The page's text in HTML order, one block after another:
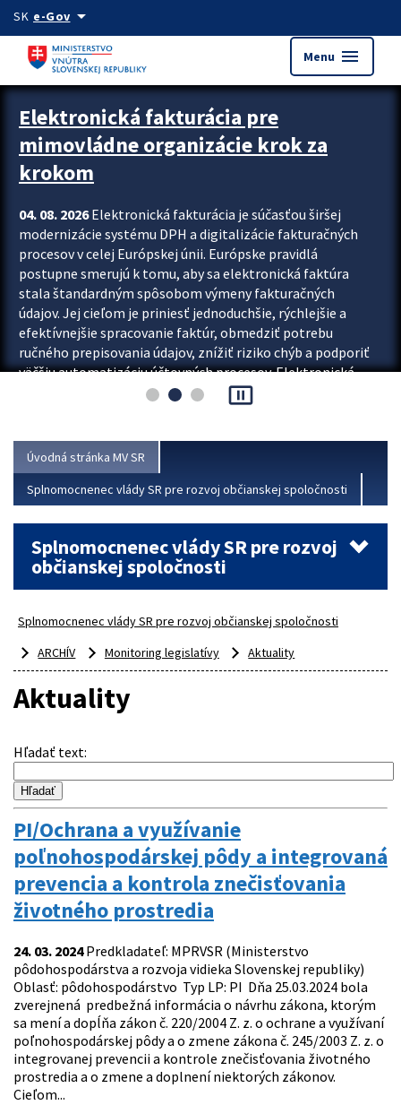
Preskocit na hlavný obsah
SK e-Govarrow_drop_down
Menu menu
Zastavit automatický posun upútavok
Elektronická fakturácia pre
mimovládne organizácie krok za
krokom
04. 08. 2026Elektronická fakturácia je súčasťou širšej
modernizácie systému DPH a digitalizácie fakturačných
procesov v celej Európskej únii. Európske pravidlá
postupne smerujú k tomu, aby sa elektronická faktúra
stala štandardným spôsobom výmeny fakturačných
údajov. Jej cieľom je priniesť jednoduchšie, rýchlejšie a
efektívnejšie spracovanie faktúr, obmedziť potrebu
ručného prepisovania údajov, znížiť riziko chýb a podporiť
väčšiu automatizáciu účtovných procesov. Elektronická
fakturácia preto nepredstavuje...
pause_presentation
Úvodná stránka MV SR
Splnomocnenec vlády SR pre rozvoj občianskej spoločnosti
Splnomocnenec vlády SR pre rozvoj
občianskej spoločnosti
Splnomocnenec vlády SR pre rozvoj občianskej spoločnosti
ARCHÍV
Monitoring legislatívy Aktuality
Aktuality
Hľadať text:
PI/Ochrana a využívanie
poľnohospodárskej pôdy a integrovaná
prevencia a kontrola znečisťovania
životného prostredia
24. 03. 2024Predkladateľ: MPRVSR (Ministerstvo
pôdohospodárstva a rozvoja vidieka Slovenskej republiky)
Oblasť: pôdohospodárstvo Typ LP: PI Dňa 25.03.2024 bola
zverejnená predbežná informácia o návrhu zákona, ktorým
sa mení a dopĺňa zákon č. 220/2004 Z. z. o ochrane a využívaní
poľnohospodárskej pôdy a o zmene zákona č. 245/2003 Z. z. o
integrovanej prevencii a kontrole znečisťovania životného
prostredia a o zmene a doplnení niektorých zákonov.
Cieľom...